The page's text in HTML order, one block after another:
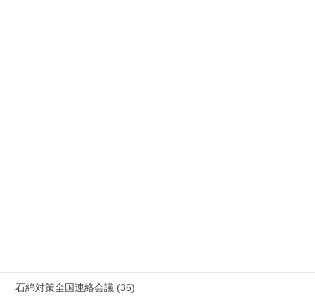
石綿対策全国連絡会議 (36)